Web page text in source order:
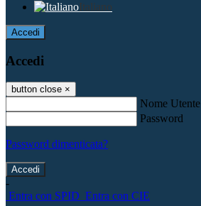
Italiano
Accedi
Accedi
button close ×
Nome Utente
Password
Password dimenticata?
-
Entra con SPID Entra con CIE